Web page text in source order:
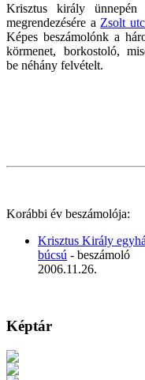
Krisztus király
megrendezésére a Zsolt
Képes beszámolónk a
körmenet, borkostoló,
be néhány felvételt.
Korábbi év beszámolója:
Krisztus Király
búcsú - beszámoló
2006.11.26.
Képtár